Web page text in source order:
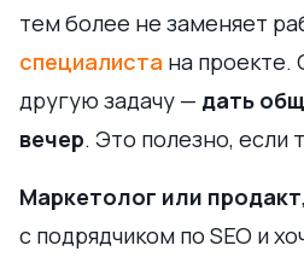
тем более не заменяет
специалиста на проекте.
другую задачу — дать
вечер. Это полезно, если
Маркетолог или продакт
с подрядчиком по SEO и